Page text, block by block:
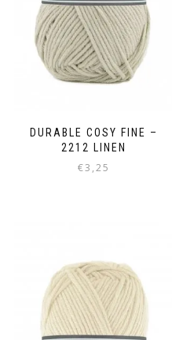
DURABLE COSY FINE –
2212 LINEN
€3,25